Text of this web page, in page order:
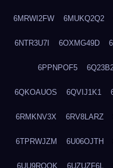
6MRWI2FW 6MUKQ2Q2
6NTR3U7I 6OXMG49D
6PPNPOF5
6QKOAUOS 6QVIJ1K1
6RMKNV3X 6RV8LARZ
6TPRWJZM 6U06OJTH
6UU9ROQK 6UZUZF6L